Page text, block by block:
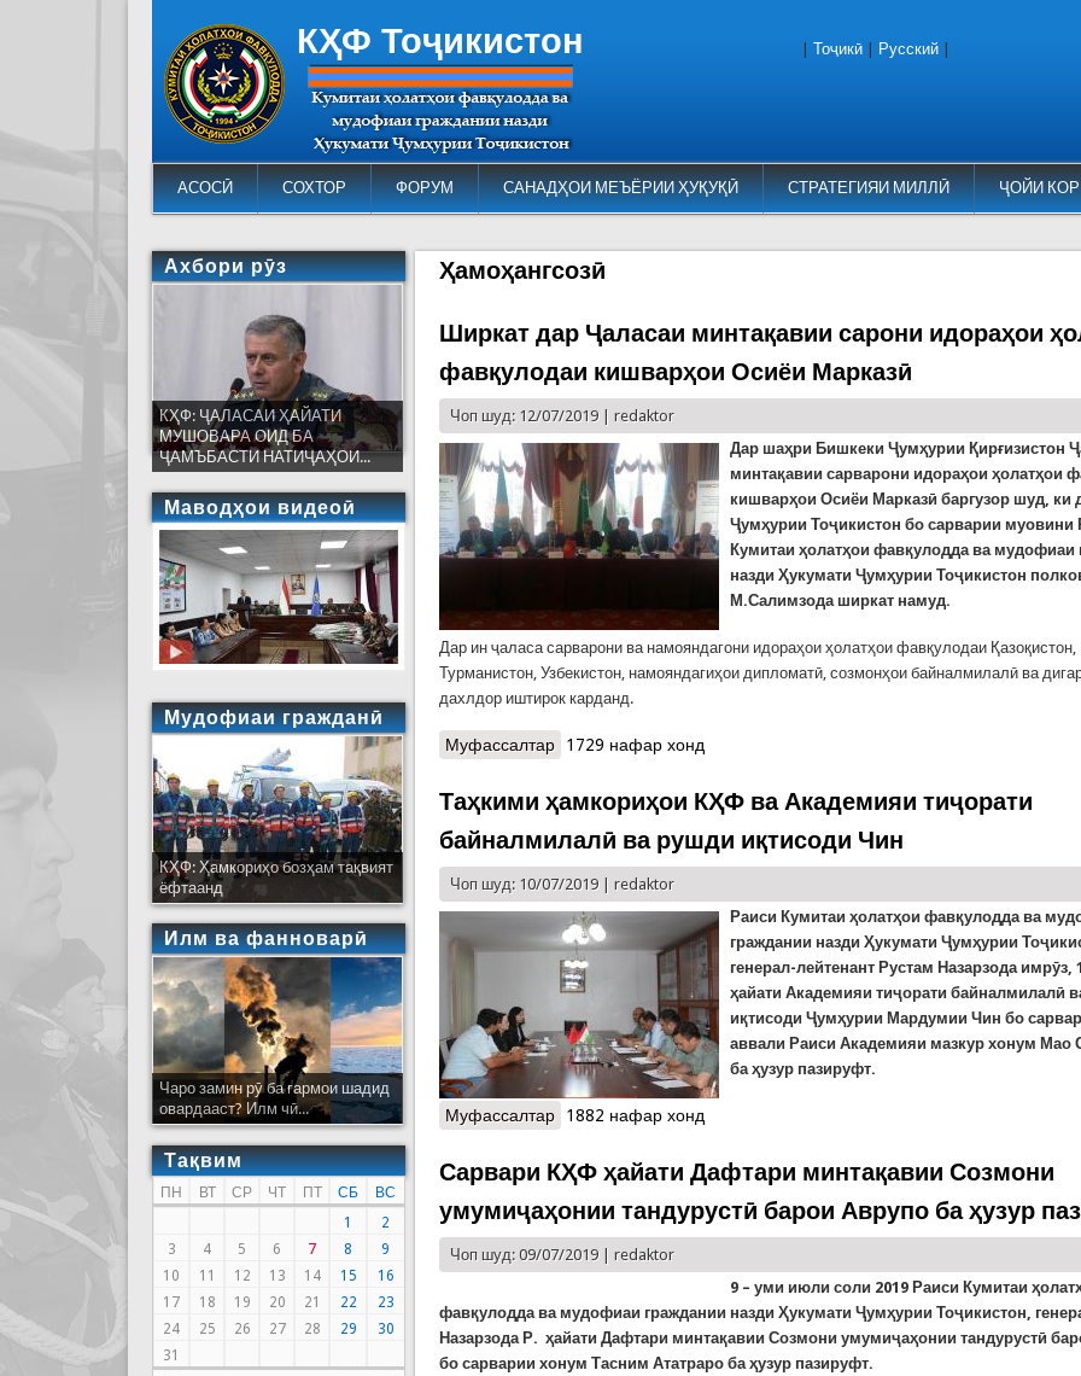
КҲФ Тоҷикистон
АСОСӢ СОХТОР ФОРУМ САНАДҲОИ МЕЪЁРИИ ҲУҚУҚӢ СТРАТЕГИЯИ МИЛЛӢ ҶОЙИ
Тоҷикӣ Русский
Ҳамоҳангсозӣ
Ширкат дар Ҷаласаи минтақавии сарони идораҳои
фавқулодаи кишварҳои Осиёи Марказӣ
Чоп шуд: 12/07/2019 |redaktor
Дар шаҳри Бишкеки Ҷумҳурии Қирғизистон
минтақавии сарварони идораҳои ҳолатҳои
кишварҳои Осиёи Марказӣ баргузор шуд, ки
Ҷумҳурии Тоҷикистон бо сарварии муовини
Кумитаи ҳолатҳои фавқулодда ва мудофиаи
назди Ҳукумати Ҷумҳурии Тоҷикистон
М.Салимзода ширкат намуд.
Дар ин ҷаласа сарварони ва намояндагони идораҳои ҳолатҳои фавқулодаи Қазоқистон,
Турманистон, Узбекистон, намояндагиҳои дипломатӣ, созмонҳои байналмилалӣ ва
дахлдор иштирок карданд.
Муфассалтар о Ширкат дар Ҷаласаи минтақавии сарони идораҳои ҳолатҳои
1729 нафар хонд
Таҳкими ҳамкориҳои КҲФ ва Академияи тиҷорати
байналмилалӣ ва рушди иқтисоди Чин
Чоп шуд: 10/07/2019 |redaktor
Раиси Кумитаи ҳолатҳои фавқулодда ва
граждании назди Ҳукумати Ҷумҳурии
генерал-лейтенант Рустам Назарзода
ҳайати Академияи тиҷорати байналмилалӣ
иқтисоди Ҷумҳурии Мардумии Чин бо
аввали Раиси Академияи мазкур хонум Мао
ба ҳузур пазируфт.
Муфассалтар о Таҳкими ҳамкориҳои КҲФ ва Академияи тиҷорати
1882 нафар хонд
Сарвари КҲФ ҳайати Дафтари минтақавии Созмони
умумиҷаҳонии тандурустӣ барои Аврупо ба ҳузур
Чоп шуд: 09/07/2019 |redaktor
9 – уми июли соли 2019 Раиси Кумитаи
фавқулодда ва мудофиаи граждании назди Ҳукумати Ҷумҳурии Тоҷикистон,
Назарзода Р. ҳайатиДафтари минтақавииСозмониумумиҷаҳонии тандурустӣ
бо сарварии хонум Тасним Ататраро ба ҳузур пазируфт.
Ахбори рӯз
КҲФ: ҶАЛАСАИ ҲАЙАТИ
МУШОВАРА ОИД БА
ҶАМЪБАСТИ НАТИҶАҲОИ...
Маводҳои видеоӣ
Мудофиаи гражданӣ
КҲФ: Ҳамкориҳо бозҳам тақвият
ёфтаанд
Илм ва фанноварӣ
Чаро замин рӯ ба гармои шадид
овардааст? Илм чӣ...
Тақвим
ПН ВТ СР ЧТ ПТ СБ
ВС
1
2
3
4 5 6 7 8
9
10
11 12 13 14 15
16
17
18 19 20 21 22
23
24
25 26 27 28 29
30
31